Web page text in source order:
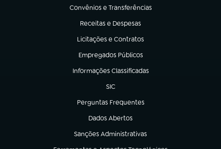
Convênios e Transferências
(abre em nova aba)
Receitas e Despesas
(abre em nova aba)
Licitações e Contratos
(abre em nova aba)
Empregados Públicos
(abre em nova aba)
Informações Classificadas
(abre em nova aba)
SIC
(abre em nova aba)
Perguntas Frequentes
(abre em nova aba)
Dados Abertos
(abre em nova aba)
Sanções Administrativas
(abre em nova aba)